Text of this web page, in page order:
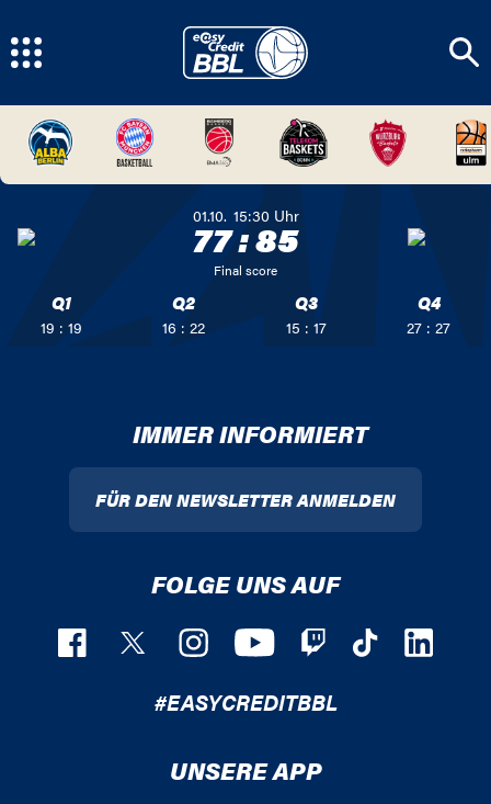
01.10. 15:30 Uhr
77:85
Final score
Q1
19 : 19
Q2
16 : 22
Q3
15 : 17
Q4
27 : 27
IMMER INFORMIERT
FÜR DEN NEWSLETTER ANMELDEN
FOLGE UNS AUF
#EASYCREDITBBL
UNSERE APP